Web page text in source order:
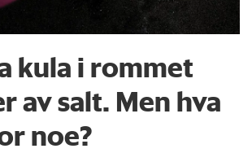
kula i rommet
av salt. Men hva
noe?